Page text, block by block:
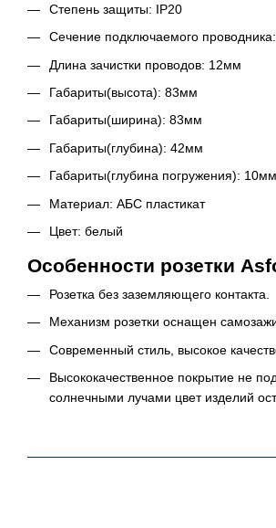
Степень защиты: IP20
Сечение подключаемого
Длина зачистки проводов: 12мм
Габариты(высота): 83мм
Габариты(ширина): 83мм
Габариты(глубина): 42мм
Габариты(глубина погружения): 10мм
Материал: АБС пластикат
Цвет: белый
Особенности розетки
Розетка без заземляющего контакта.
Механизм розетки оснащен
Современный стиль, высокое
Высококачественное покрытие не
солнечными лучами цвет изделий